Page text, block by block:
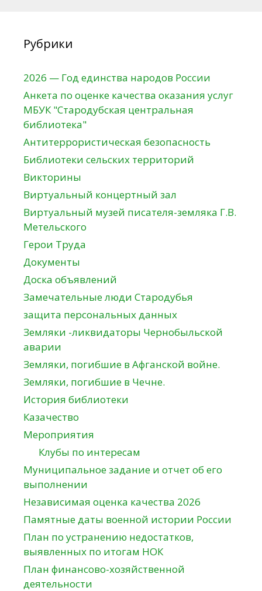
Рубрики
2026 — Год единства народов России
Анкета по оценке качества оказания услуг
МБУК "Стародубская центральная
библиотека"
Антитеррористическая безопасность
Библиотеки сельских территорий
Викторины
Виртуальный концертный зал
Виртуальный музей писателя-земляка Г.В.
Метельского
Герои Труда
Документы
Доска объявлений
Замечательные люди Стародубья
защита персональных данных
Земляки -ликвидаторы Чернобыльской
аварии
Земляки, погибшие в Афганской войне.
Земляки, погибшие в Чечне.
История библиотеки
Казачество
Мероприятия
Клубы по интересам
Муниципальное задание и отчет об его
выполнении
Независимая оценка качества 2026
Памятные даты военной истории России
План по устранению недостатков,
выявленных по итогам НОК
План финансово-хозяйственной
деятельности